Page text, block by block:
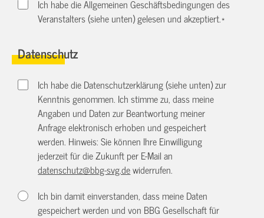
Ich habe die Allgemeinen Geschäftsbedingungen des
Veranstalters (siehe unten) gelesen und akzeptiert.*
Datenschutz
Ich habe die Datenschutzerklärung (siehe unten) zur
Kenntnis genommen. Ich stimme zu, dass meine
Angaben und Daten zur Beantwortung meiner
Anfrage elektronisch erhoben und gespeichert
werden. Hinweis: Sie können Ihre Einwilligung
jederzeit für die Zukunft per E-Mail an
datenschutz@bbg-svg.dewiderrufen.
Ich bin damit einverstanden, dass meine Daten
gespeichert werden und von BBG Gesellschaft für